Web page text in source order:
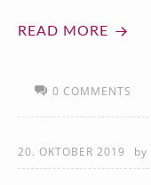
READ MORE
0 COMMENTS
20. OKTOBER 2019 by